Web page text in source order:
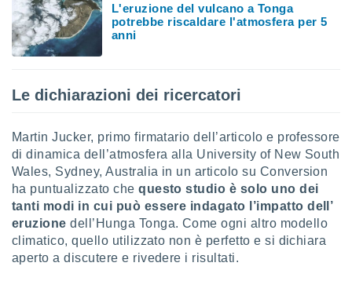
L'eruzione del vulcano a Tonga
potrebbe riscaldare l'atmosfera per 5
anni
Le dichiarazioni dei ricercatori
Martin Jucker, primo firmatario dell’articolo e professore
di dinamica dell’atmosfera alla University of New South
Wales, Sydney, Australia in un articolo su Conversion
ha puntualizzato chequesto studio è solo uno dei
tanti modi in cui può essere indagato l’impatto dell’
eruzione dell’Hunga Tonga. Come ogni altro modello
climatico, quello utilizzato non è perfetto e si dichiara
aperto a discutere e rivedere i risultati.